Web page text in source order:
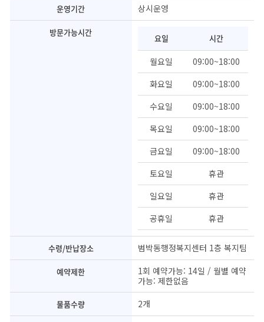
운영기간 상시운영
방문가능시간
요일 시간
월요일
09:00~18:00
화요일
09:00~18:00
수요일
09:00~18:00
목요일
09:00~18:00
금요일
09:00~18:00
토요일
휴관
일요일
휴관
공휴일
휴관
수령/반납장소 범박동행정복지센터 1층 복지팀
예약제한
1회 예약가능: 14일 / 월별 예약
가능: 제한없음
물품수량 2개